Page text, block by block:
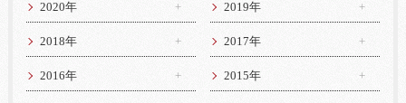
2020年 2019年
2018年 2017年
2016年 2015年